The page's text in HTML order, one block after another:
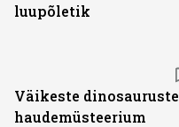
luupõletik
Väikeste dinosauruste
haudemüsteerium